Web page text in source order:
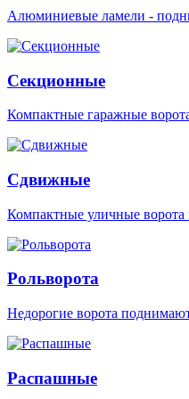
Алюминиевые ламели -
Секционные
Компактные гаражные
Сдвижные
Компактные уличные ворота
Рольворота
Недорогие ворота
Распашные